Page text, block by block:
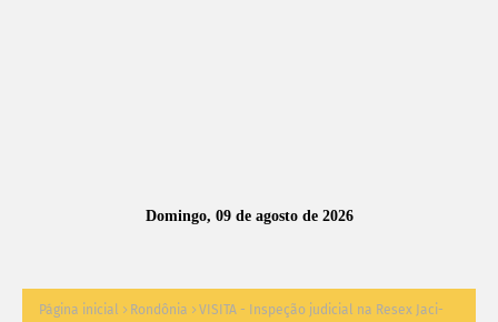
Domingo, 09 de agosto de 2026
Página inicial Rondônia
VISITA - Inspeção judicial na Resex Jaci-